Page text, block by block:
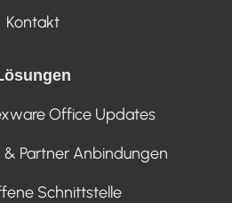
Kontakt
Office Updates
Partner Anbindungen
Schnittstelle